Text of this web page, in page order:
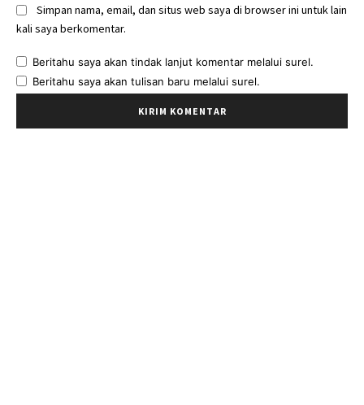
Simpan nama, email, dan situs web saya di browser ini untuk lain
kali saya berkomentar.
Beritahu saya akan tindak lanjut komentar melalui surel.
Beritahu saya akan tulisan baru melalui surel.